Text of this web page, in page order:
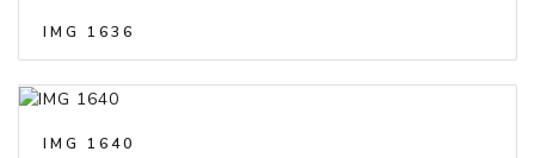
IMG 1636
IMG 1640